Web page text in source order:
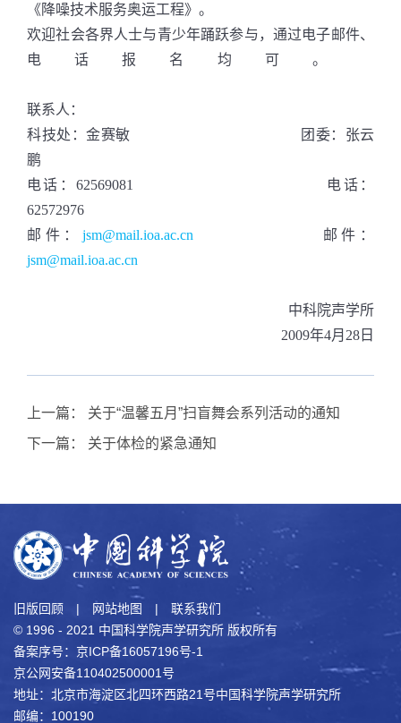
《降噪技术服务奥运工程》。
欢迎社会各界人士与青少年踊跃参与，通过电子邮件、
电话报名均可。
联系人：
科技处：金赛敏 团委：张云
鹏
电话：62569081 电话：
62572976
邮件： jsm@mail.ioa.ac.cn 邮件：
jsm@mail.ioa.ac.cn
中科院声学所
2009年4月28日
上一篇：
关于“温馨五月”扫盲舞会系列活动的通知
下一篇：
关于体检的紧急通知
旧版回顾 | 网站地图 |
联系我们
© 1996 - 2021 中国科学院声学研究所 版权所有
备案序号：京ICP备16057196号-1
京公网安备110402500001号
地址：北京市海淀区北四环西路21号中国科学院声学研究所
邮编：100190